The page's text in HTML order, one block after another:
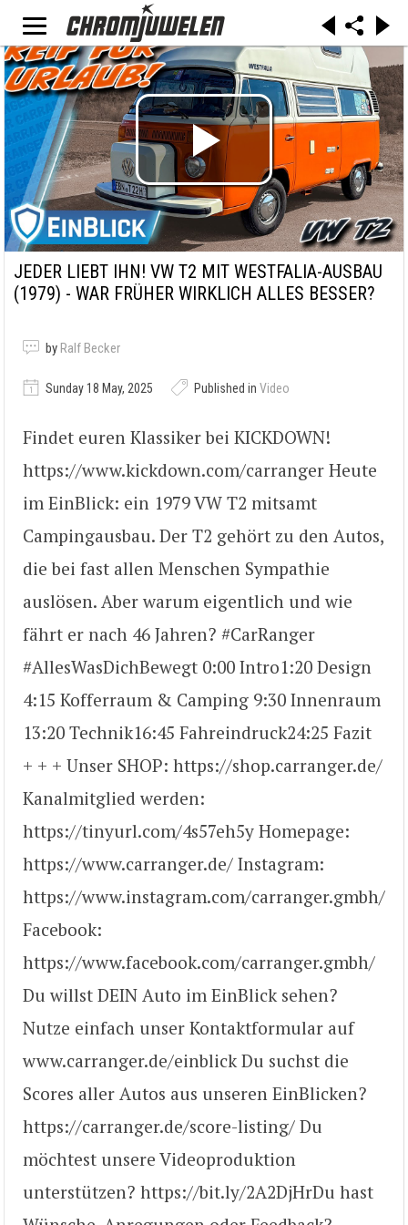
JEDER LIEBT IHN! VW T2 MIT WESTFALIA-AUSBAU
(1979) - WAR FRÜHER WIRKLICH ALLES BESSER?
by Ralf Becker
Sunday 18 May, 2025 Published in Video
Findet euren Klassiker bei KICKDOWN!
https://www.kickdown.com/carranger Heute
im EinBlick: ein 1979 VW T2 mitsamt
Campingausbau. Der T2 gehört zu den Autos,
die bei fast allen Menschen Sympathie
auslösen. Aber warum eigentlich und wie
fährt er nach 46 Jahren? #CarRanger
#AllesWasDichBewegt 0:00​ Intro ​1:20 Design ​
4:15 Kofferraum & Camping 9:30 Innenraum ​
13:20 Technik ​16:45 Fahreindruck ​24:25 Fazit
+ + + Unser SHOP: https://shop.carranger.de/
Kanalmitglied werden:
https://tinyurl.com/4s57eh5y Homepage:
https://www.carranger.de​/ Instagram:
https://www.instagram.com/carranger.gmbh/
Facebook:
https://www.facebook.com/carranger.gmbh/​
Du willst DEIN Auto im EinBlick sehen?
Nutze einfach unser Kontaktformular auf
www.carranger.de/einblick Du suchst die
Scores aller Autos aus unseren EinBlicken?
https://carranger.de/score-listing/ Du
möchtest unsere Videoproduktion
unterstützen? https://bit.ly/2A2DjHr​ Du hast